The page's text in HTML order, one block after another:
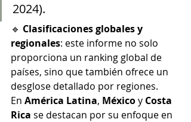
2024).
🔹 Clasificaciones globales y
regionales: este informe no solo
proporciona un ranking global de
países, sino que también ofrece un
desglose detallado por regiones.
En América Latina, México y Costa
Rica se destacan por su enfoque en